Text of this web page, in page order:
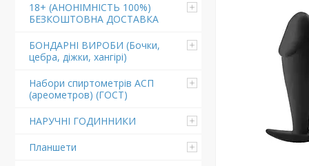
18+ (АНОНІМНІСТЬ 100%)
БЕЗКОШТОВНА ДОСТАВКА
БОНДАРНІ ВИРОБИ (Бочки,
цебра, діжки, хангірі)
Набори спиртометрів АСП
(ареометров) (ГОСТ)
НАРУЧНІ ГОДИННИКИ
Планшети